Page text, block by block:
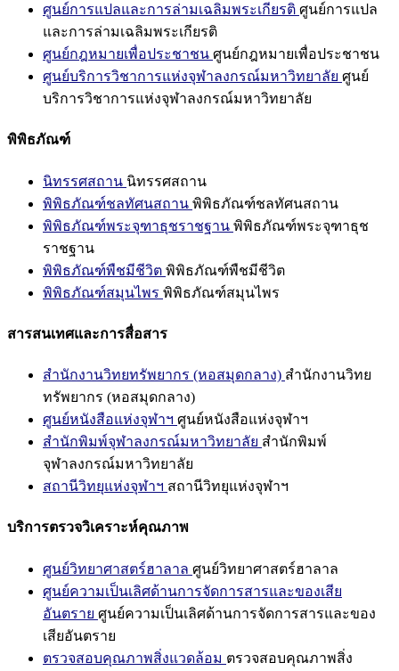
ศูนย์การแปลและการล่ามเฉลิมพระเกียรติ ศูนย์การแปล
และการล่ามเฉลิมพระเกียรติ
ศูนย์กฎหมายเพื่อประชาชน ศูนย์กฎหมายเพื่อประชาชน
ศูนย์บริการวิชาการแห่งจุฬาลงกรณ์มหาวิทยาลัย ศูนย์
บริการวิชาการแห่งจุฬาลงกรณ์มหาวิทยาลัย
พิพิธภัณฑ์
นิทรรศสถาน นิทรรศสถาน
พิพิธภัณฑ์ชลทัศนสถาน พิพิธภัณฑ์ชลทัศนสถาน
พิพิธภัณฑ์พระจุฑาธุชราชฐาน พิพิธภัณฑ์พระจุฑาธุช
ราชฐาน
พิพิธภัณฑ์พืชมีชีวิต พิพิธภัณฑ์พืชมีชีวิต
พิพิธภัณฑ์สมุนไพร พิพิธภัณฑ์สมุนไพร
สารสนเทศและการสื่อสาร
สำนักงานวิทยทรัพยากร (หอสมุดกลาง) สำนักงานวิทย
ทรัพยากร (หอสมุดกลาง)
ศูนย์หนังสือแห่งจุฬาฯ ศูนย์หนังสือแห่งจุฬาฯ
สำนักพิมพ์จุฬาลงกรณ์มหาวิทยาลัย สำนักพิมพ์
จุฬาลงกรณ์มหาวิทยาลัย
สถานีวิทยุแห่งจุฬาฯ สถานีวิทยุแห่งจุฬาฯ
บริการตรวจวิเคราะห์คุณภาพ
ศูนย์วิทยาศาสตร์ฮาลาล ศูนย์วิทยาศาสตร์ฮาลาล
ศูนย์ความเป็นเลิศด้านการจัดการสารและของเสีย
อันตราย ศูนย์ความเป็นเลิศด้านการจัดการสารและของ
เสียอันตราย
ตรวจสอบคุณภาพสิ่งแวดล้อม ตรวจสอบคุณภาพสิ่ง